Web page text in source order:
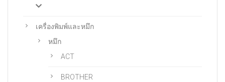
เครื่องพิมพ์และหมึก
หมึก
ACT
BROTHER